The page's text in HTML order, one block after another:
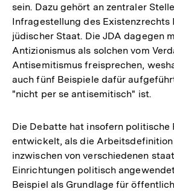
sein. Dazu gehört an zentraler
Infragestellung des Existenzrechts
jüdischer Staat. Die JDA dagegen
Antizionismus als solchen vom
Antisemitismus freisprechen,
auch fünf Beispiele dafür
"nicht per se antisemitisch" ist.
Die Debatte hat insofern politische
entwickelt, als die Arbeitsdefinition
inzwischen von verschiedenen
Einrichtungen politisch
Beispiel als Grundlage für